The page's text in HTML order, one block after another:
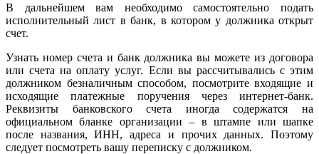
В дальнейшем вам необходимо самостоятельно подать
исполнительный лист в банк, в котором у должника открыт
счет.
Узнать номер счета и банк должника вы можете из договора
или счета на оплату услуг. Если вы рассчитывались с этим
должником безналичным способом, посмотрите входящие и
исходящие платежные поручения через интернет-банк.
Реквизиты банковского счета иногда содержатся на
официальном бланке организации – в штампе или шапке
после названия, ИНН, адреса и прочих данных. Поэтому
следует посмотреть вашу переписку с должником.